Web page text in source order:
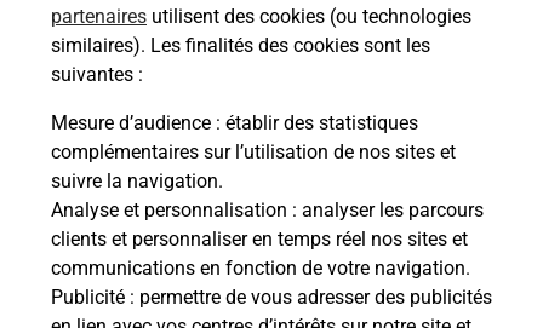
partenaires utilisent des cookies (ou technologies
similaires). Les finalités des cookies sont les
suivantes :
Mesure d’audience : établir des statistiques
complémentaires sur l’utilisation de nos sites et
suivre la navigation.
Analyse et personnalisation : analyser les parcours
clients et personnaliser en temps réel nos sites et
communications en fonction de votre navigation.
Publicité : permettre de vous adresser des publicités
Boîte aux lettres La Poste
Prochaine collecte du courrier vendredi
09h00
1 Grand Rue
10410 Ruvigny
Itinéraire
Le lien s'ouvre dans un nouvel onglet